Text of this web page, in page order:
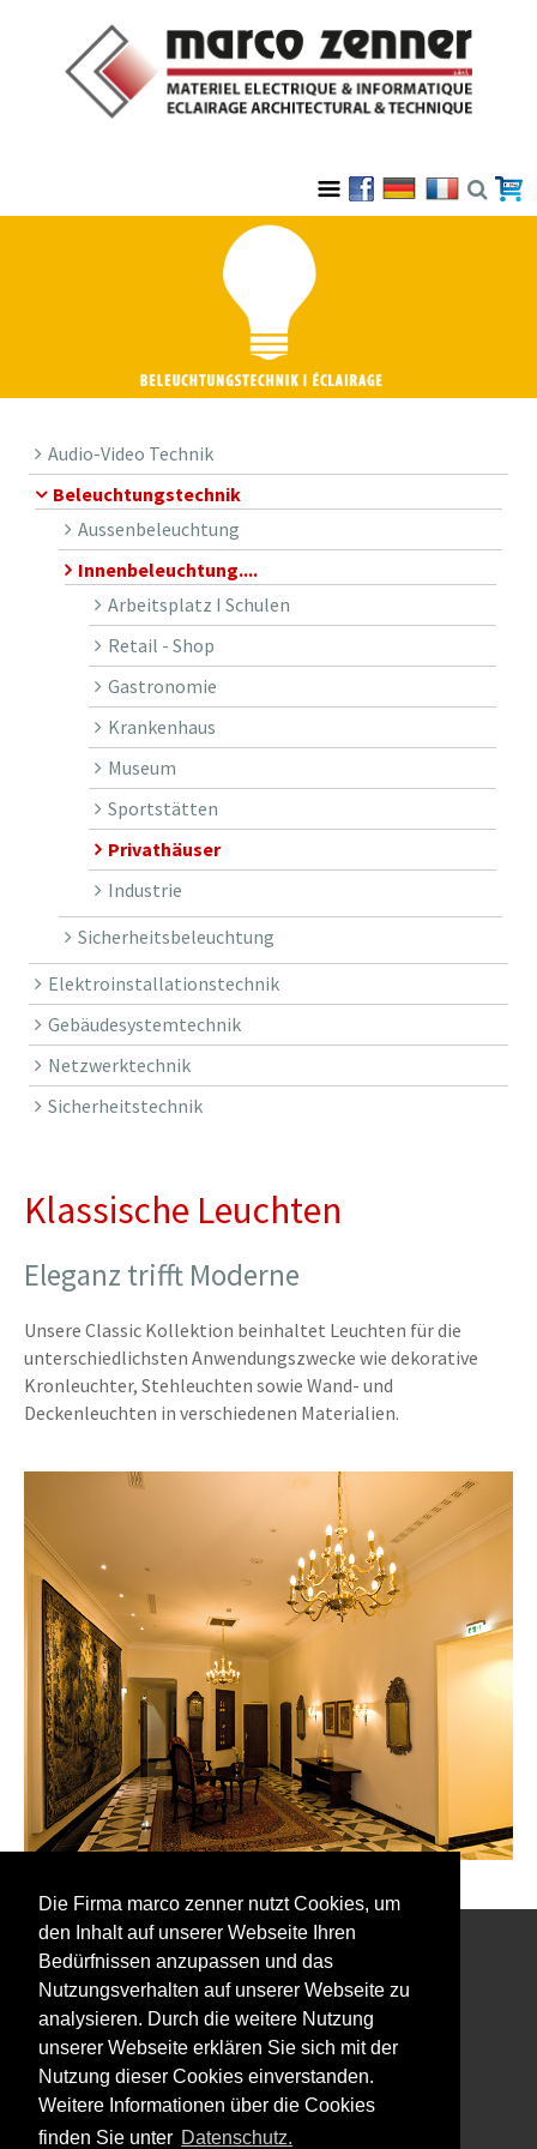
Die Firma marco zenner nutzt Cookies, um
den Inhalt auf unserer Webseite Ihren
Bedürfnissen anzupassen und das
Nutzungsverhalten auf unserer Webseite zu
analysieren. Durch die weitere Nutzung
unserer Webseite erklären Sie sich mit der
Nutzung dieser Cookies einverstanden.
Weitere Informationen über die Cookies
finden Sie unter Datenschutz.
Audio-Video Technik
Beleuchtungstechnik
Aussenbeleuchtung
Innenbeleuchtung....
Arbeitsplatz I Schulen
Retail - Shop
Gastronomie
Krankenhaus
Museum
Sportstätten
Privathäuser
Industrie
Sicherheitsbeleuchtung
Elektroinstallationstechnik
Gebäudesystemtechnik
Netzwerktechnik
Sicherheitstechnik
Klassische Leuchten
Eleganz trifft Moderne
Unsere Classic Kollektion beinhaltet Leuchten für die
unterschiedlichsten Anwendungszwecke wie dekorative
Kronleuchter, Stehleuchten sowie Wand- und
Deckenleuchten in verschiedenen Materialien.
Interessiert an unserem Newsletter?
Impressum